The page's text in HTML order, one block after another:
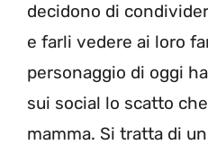
decidono di
e farli vedere ai loro
personaggio di oggi
sui social lo scatto
mamma. Si tratta di